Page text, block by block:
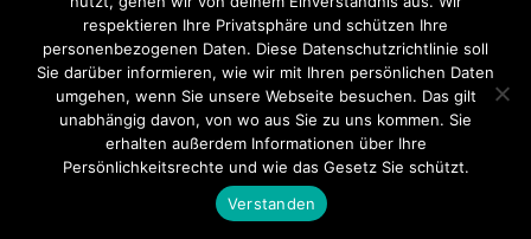
H-2 UNTERSTÜTZUNG RD H-1 TIERRETTUNG
Startseite Einsätze Mitglied werden Über uns
Kontakt
Think Up Themes Ltd . Powered by
respektieren Ihre Privatsphäre und schützen Ihre
personenbezogenen Daten. Diese Datenschutzrichtlinie soll
Sie darüber informieren, wie wir mit Ihren persönlichen Daten
umgehen, wenn Sie unsere Webseite besuchen. Das gilt
unabhängig davon, von wo aus Sie zu uns kommen. Sie
erhalten außerdem Informationen über Ihre
Persönlichkeitsrechte und wie das Gesetz Sie schützt.
Verstanden